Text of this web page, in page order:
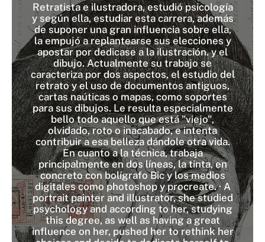
Retratista e ilustradora, estudió psicología
y según ella, estudiar esta carrera, además
de suponer una gran influencia sobre ella,
la empujó a replantearse sus elecciones y
apostar por dedicase a la ilustración. y el
dibujo. Actualmente su trabajo se
caracteriza por dos aspectos, el estudio del
retrato y el uso de documentos antiguos,
cartas naúticas o mapas, como soportes
para sus dibujos. Le resulta especialmente
bello todo aquello que está "viejo",
olvidado, roto o inacabado, e intenta
contribuir a esa belleza dándole otra vida.
En cuanto a la técnica, trabaja
principalmente en dos líneas, la tinta, en
concreto con bolígrafo Bic y los medios
digitales como photoshop y procreate. · A
portrait painter and illustrator, she studied
psychology and according to her, studying
this degree, as well as having a great
influence on her, pushed her to rethink her